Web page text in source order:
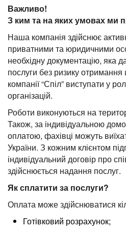
Важливо!
З ким та на яких умовах ми
Наша компанія здійснює
приватними та юридичними
необхідну документацію, яка
послуги без ризику
компанії “Спіл” виступати у
організацій.
Роботи виконуються на
Також, за індивідуальною
оплатою, фахівці можуть
України. З кожним клієнтом
індивідуальний договір про
здійснюється надання послуг.
Як сплатити за послуги?
Оплата може здійснюватися
Готівковий розрахунок;